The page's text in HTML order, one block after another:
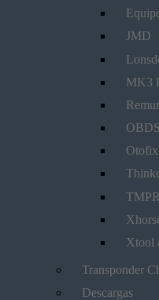
JMD
MK3
Otofix
Xtool
Transponder
Descargas